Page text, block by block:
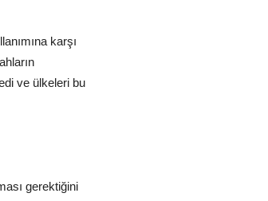
karşı
ve ülkeleri bu
gerektiğini